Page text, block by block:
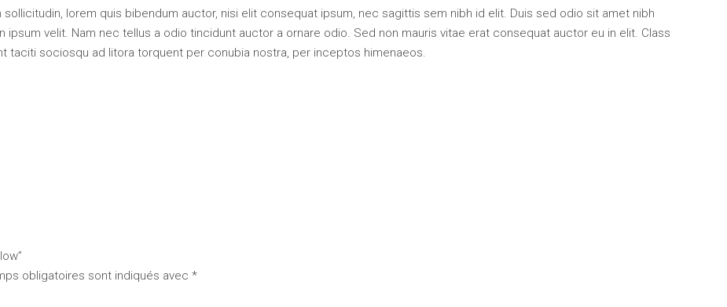
sollicitudin, lorem quis bibendum auctor, nisi elit consequat ipsum, nec sagittis sem nibh id elit. Duis sed odio sit amet nibh
velit. Nam nec tellus a odio tincidunt auctor a ornare odio. Sed non mauris vitae erat consequat auctor eu in elit. Class
taciti sociosqu ad litora torquent per conubia nostra, per inceptos himenaeos.
obligatoires sont indiqués avec *